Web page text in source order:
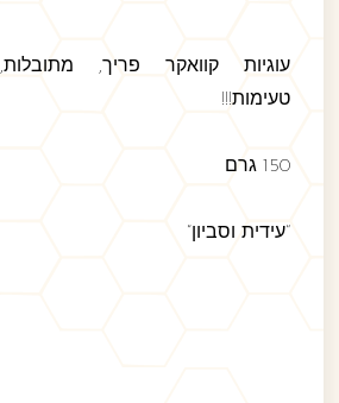
עוגיות קוואקר פריך, מתובלות,
טעימות!!!
150 גרם
“עידית וסביון”